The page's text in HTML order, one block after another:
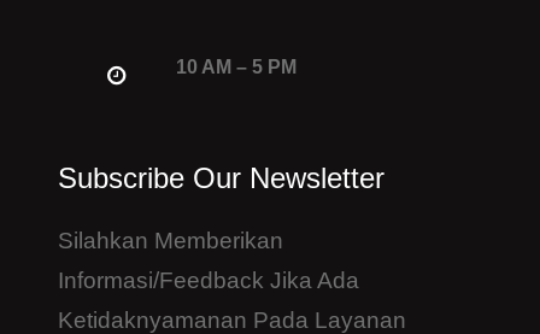
10 AM – 5 PM
Subscribe Our Newsletter
Silahkan Memberikan
Informasi/feedback Jika Ada
Ketidaknyamanan Pada Layanan